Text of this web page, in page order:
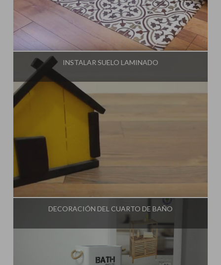
Influencer: Una Casa Diferente
INSTALAR SUELO LAMINADO
DECORACIÓN DEL CUARTO DE BAÑO